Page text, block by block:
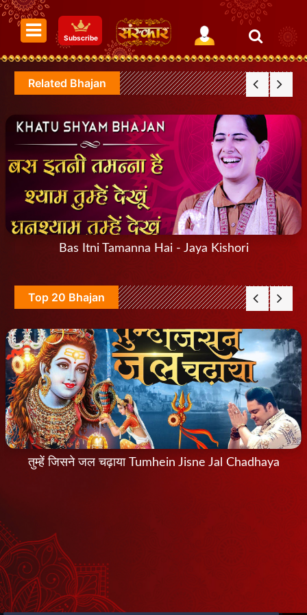
Subscribe
Related Bhajan
Bas Itni Tamanna Hai - Jaya Kishori
Top 20 Bhajan
तुम्हें जिसने जल चढ़ाया Tumhein Jisne Jal Chadhaya